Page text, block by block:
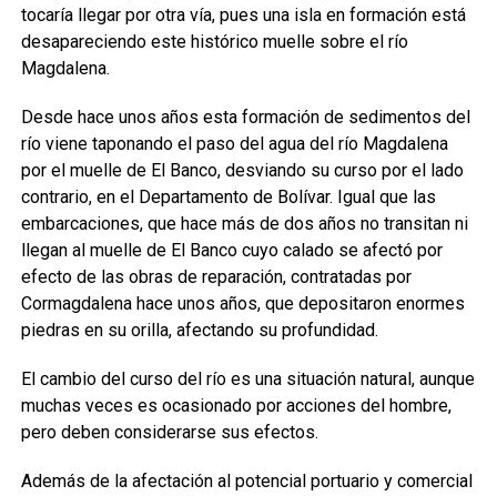
tocaría llegar por otra vía, pues una isla en formación está
desapareciendo este histórico muelle sobre el río
Magdalena.
Desde hace unos años esta formación de sedimentos del
río viene taponando el paso del agua del río Magdalena
por el muelle de El Banco, desviando su curso por el lado
contrario, en el Departamento de Bolívar. Igual que las
embarcaciones, que hace más de dos años no transitan ni
llegan al muelle de El Banco cuyo calado se afectó por
efecto de las obras de reparación, contratadas por
Cormagdalena hace unos años, que depositaron enormes
piedras en su orilla, afectando su profundidad.
El cambio del curso del río es una situación natural, aunque
muchas veces es ocasionado por acciones del hombre,
pero deben considerarse sus efectos.
Además de la afectación al potencial portuario y comercial